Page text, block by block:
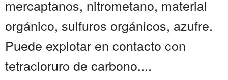
mercaptanos, nitrometano, material
orgánico, sulfuros orgánicos, azufre.
Puede explotar en contacto con
tetracloruro de carbono....